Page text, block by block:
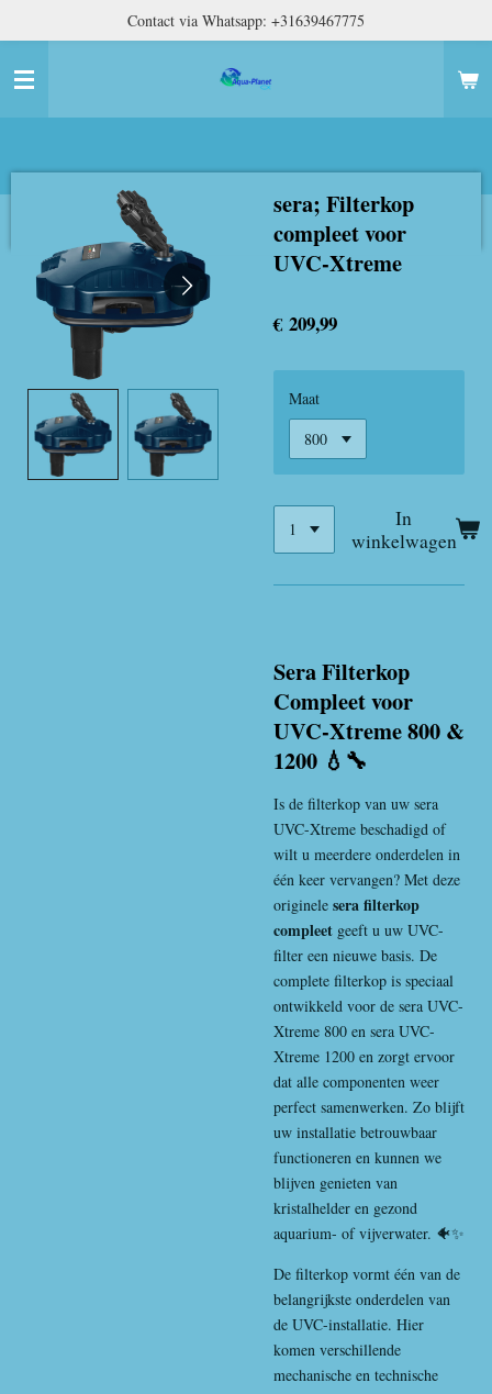
naar
hoofdinhoud
Contact via Whatsapp: +31639467775
sera; Filterkop
compleet voor
UVC-Xtreme
€ 209,99
Maat
In
winkelwagen
Sera Filterkop
Compleet voor
UVC-Xtreme 800 &
1200 💧🔧
Is de filterkop van uw sera
UVC-Xtreme beschadigd of
wilt u meerdere onderdelen in
één keer vervangen? Met deze
originele sera filterkop
compleet geeft u uw UVC-
filter een nieuwe basis. De
complete filterkop is speciaal
ontwikkeld voor de sera UVC-
Xtreme 800 en sera UVC-
Xtreme 1200 en zorgt ervoor
dat alle componenten weer
perfect samenwerken. Zo blijft
uw installatie betrouwbaar
functioneren en kunnen we
blijven genieten van
kristalhelder en gezond
aquarium- of vijverwater. 🐠✨
De filterkop vormt één van de
belangrijkste onderdelen van
de UVC-installatie. Hier
komen verschillende
mechanische en technische